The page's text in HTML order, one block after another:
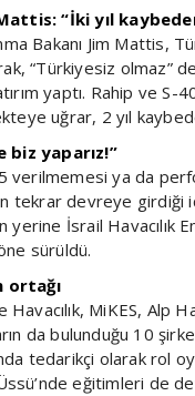
“İki yıl
Bakanı Jim Mattis,
“Türkiyesiz olmaz”
yaptı. Rahip ve S-
uğrar, 2 yıl
biz yaparız!”
ya da
tekrar devreye girdiği
yerine İsrail
sürüldü.
ortağı
Havacılık, MiKES, Alp
da bulunduğu 10
tedarikçi olarak rol
eğitimleri de